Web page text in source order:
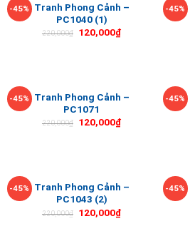
-45%
Tranh Phong Cảnh –
PC1040 (1)
220,000₫ 120,000₫
-45%
-45%
Tranh Phong Cảnh –
PC1071
220,000₫ 120,000₫
-45%
-45%
Tranh Phong Cảnh –
PC1043 (2)
220,000₫ 120,000₫
-45%